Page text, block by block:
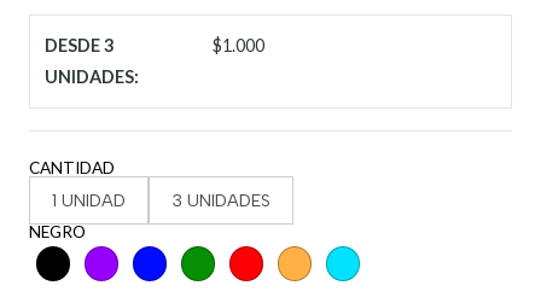
DESDE 3
UNIDADES:
$1.000
CANTIDAD
1 UNIDAD 3 UNIDADES
NEGRO